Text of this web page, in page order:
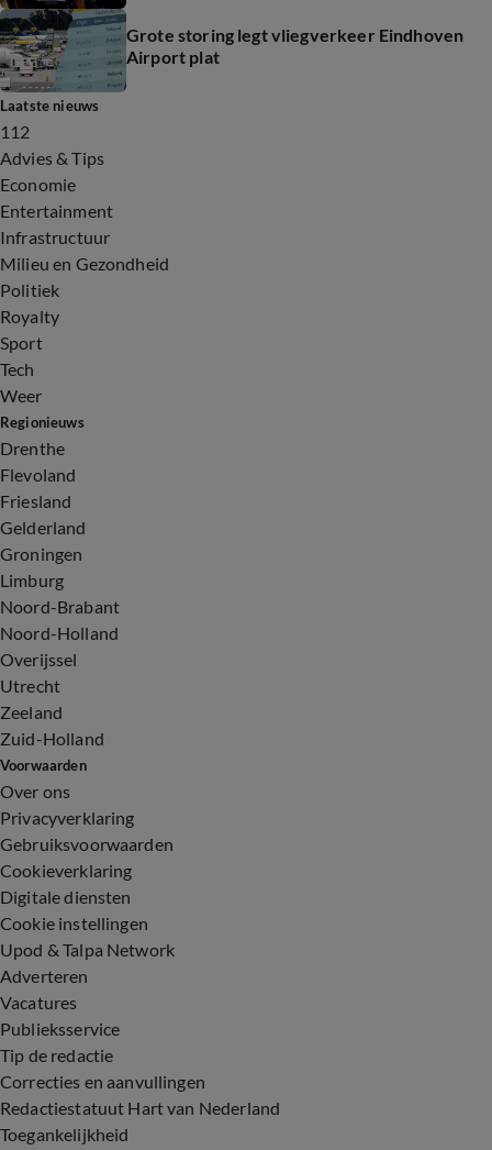
Grote storing legt vliegverkeer Eindhoven
Airport plat
Laatste nieuws
112
Advies & Tips
Economie
Entertainment
Infrastructuur
Milieu en Gezondheid
Politiek
Royalty
Sport
Tech
Weer
Regionieuws
Drenthe
Flevoland
Friesland
Gelderland
Groningen
Limburg
Noord-Brabant
Noord-Holland
Overijssel
Utrecht
Zeeland
Zuid-Holland
Voorwaarden
Over ons
Privacyverklaring
Gebruiksvoorwaarden
Cookieverklaring
Digitale diensten
Cookie instellingen
Upod & Talpa Network
Adverteren
Vacatures
Publieksservice
Tip de redactie
Correcties en aanvullingen
Redactiestatuut Hart van Nederland
Toegankelijkheid